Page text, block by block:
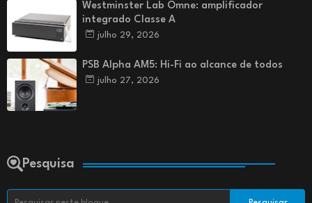
Westminster Lab Omne: amplificador
integrado Classe A
julho 29, 2026
PSB Alpha AM5: Hi-Fi ao alcance de todos
julho 27, 2026
Pesquisa